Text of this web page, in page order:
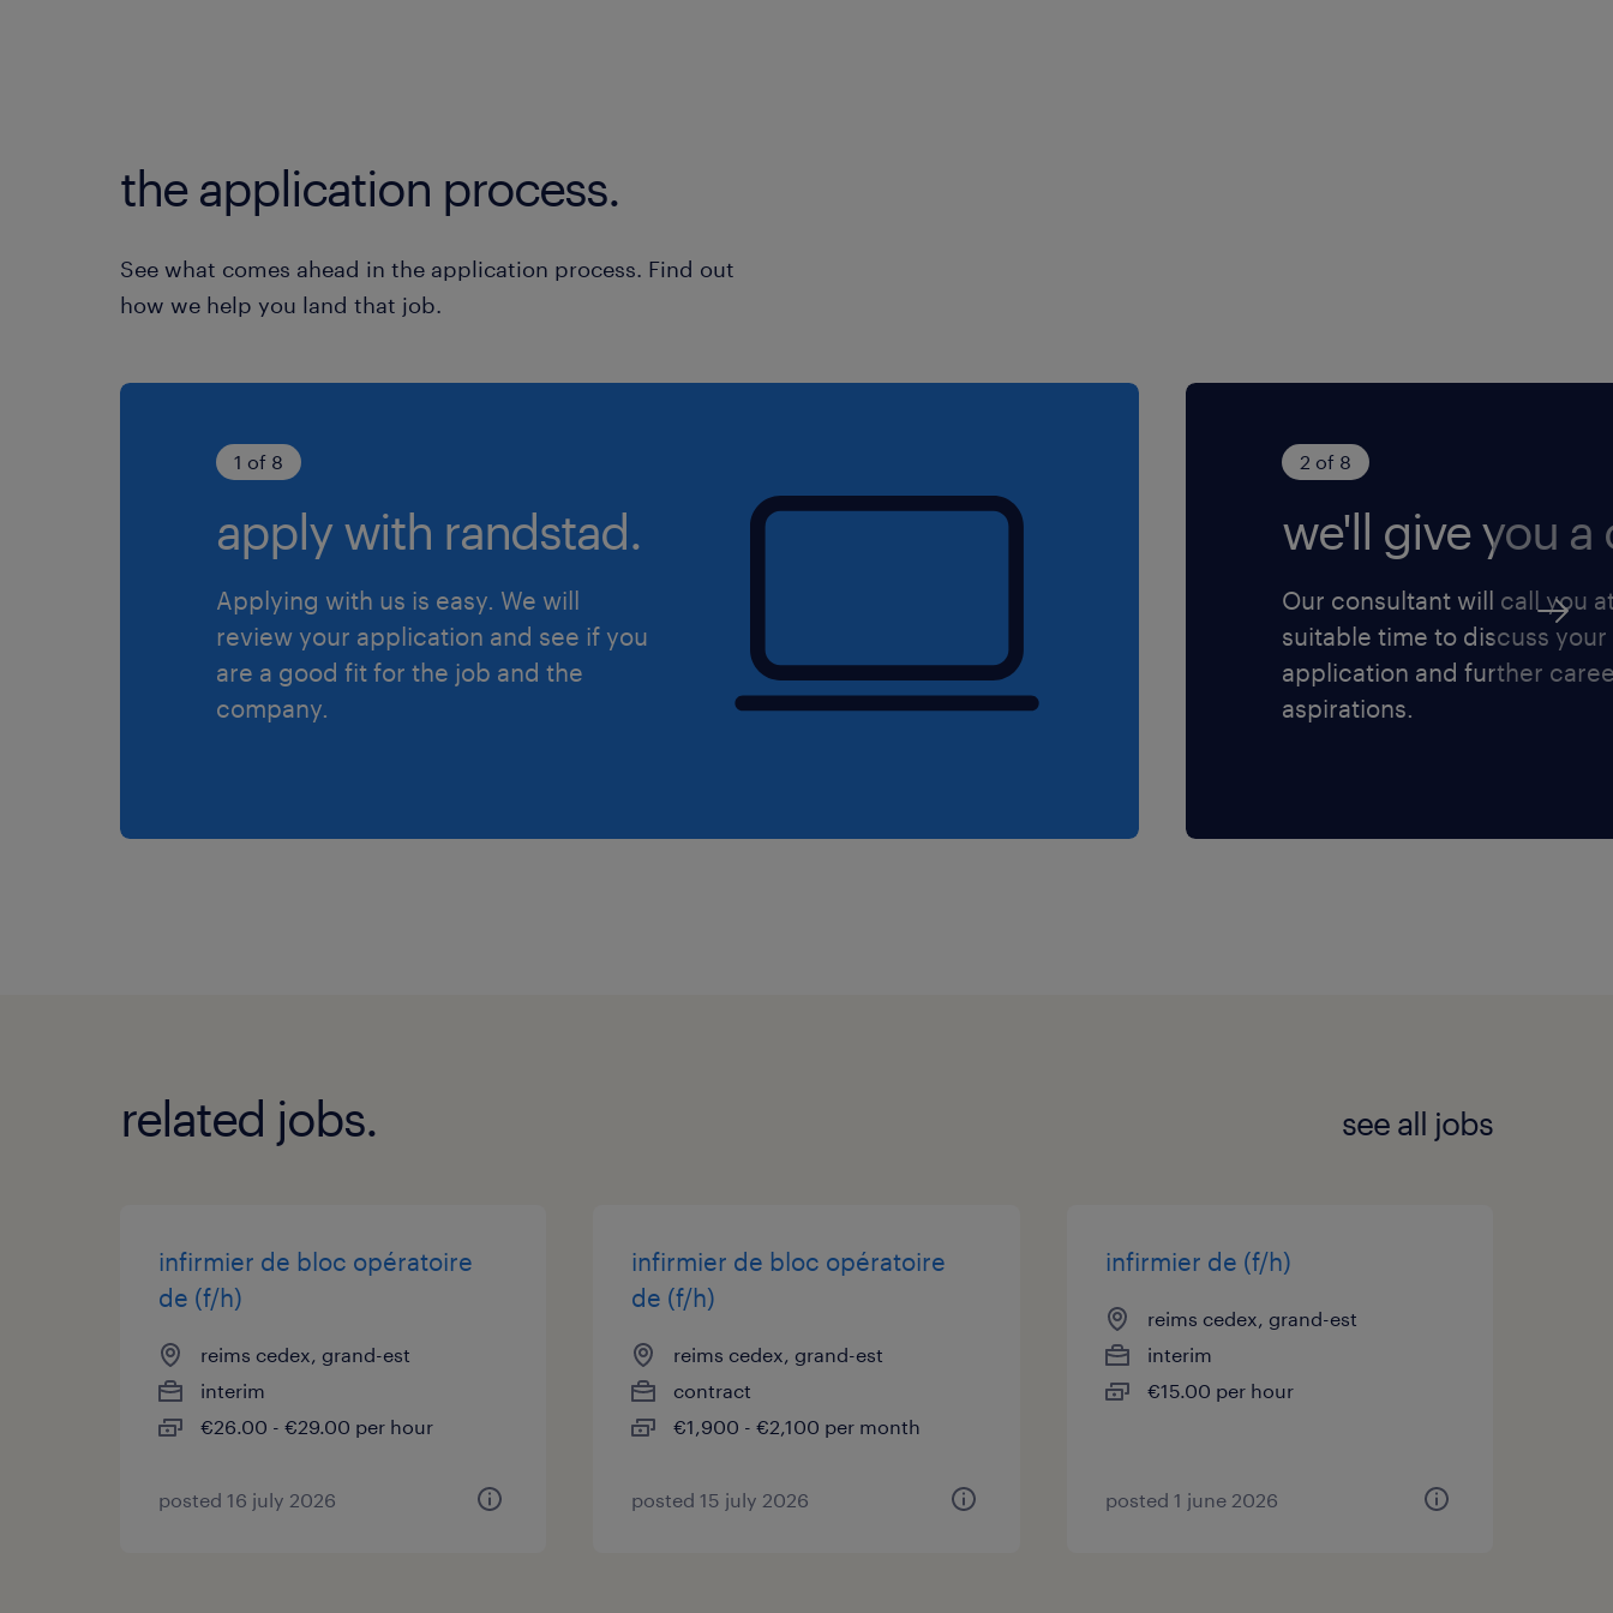
the application process.
See what comes ahead in the application process. Find out
how we help you land that job.
1 of 8
apply with randstad.
Applying with us is easy. We will
review your application and see if you
are a good fit for the job and the
company.
2 of 8
we'll give you a
Our consultant will call you
suitable time to discuss your
application and further
aspirations.
related jobs. see all jobs
infirmier de bloc opératoire
de (f/h)
reims cedex, grand-est
interim
€26.00 - €29.00 per hour
posted 16 july 2026
infirmier de bloc opératoire
de (f/h)
reims cedex, grand-est
contract
€1,900 - €2,100 per month
posted 15 july 2026
infirmier de (f/h)
reims cedex, grand-est
interim
€15.00 per hour
posted 1 june 2026